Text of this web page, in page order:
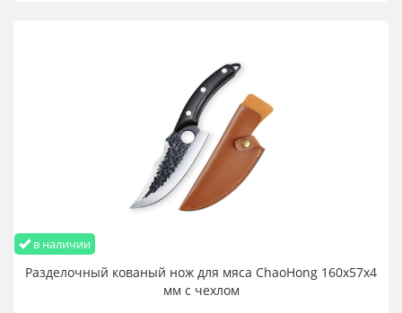
в наличии
Разделочный кованый нож для мяса ChaoHong 160х57х4
мм с чехлом